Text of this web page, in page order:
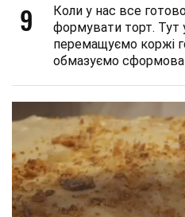
9
Коли у нас все
формувати торт. Тут
перемащуємо коржі
обмазуємо